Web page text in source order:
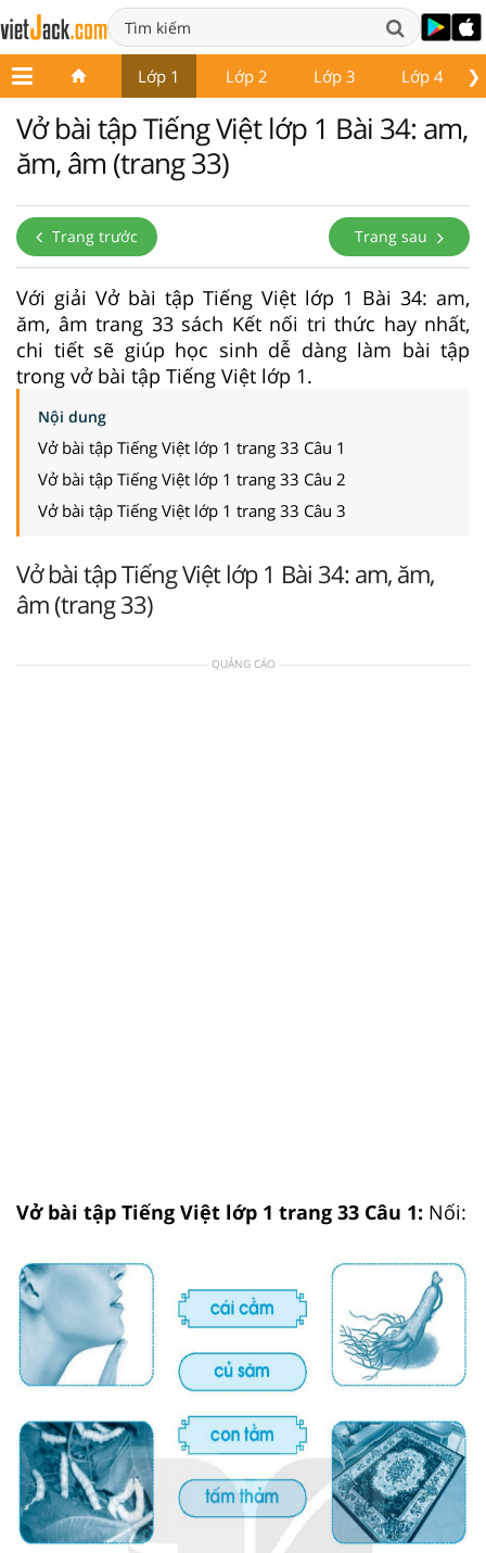
❯
Lớp 1 Lớp 2 Lớp 3 Lớp 4
Vở bài tập Tiếng Việt lớp 1 Bài 34: am,
ăm, âm (trang 33)
Trang trước Trang sau
Với giải Vở bài tập Tiếng Việt lớp 1 Bài 34: am,
ăm, âm trang 33 sách Kết nối tri thức hay nhất,
chi tiết sẽ giúp học sinh dễ dàng làm bài tập
trong vở bài tập Tiếng Việt lớp 1.
Nội dung
Vở bài tập Tiếng Việt lớp 1 trang 33 Câu 1
Vở bài tập Tiếng Việt lớp 1 trang 33 Câu 2
Vở bài tập Tiếng Việt lớp 1 trang 33 Câu 3
Vở bài tập Tiếng Việt lớp 1 Bài 34: am, ăm,
âm (trang 33)
QUẢNG CÁO
Vở bài tập Tiếng Việt lớp 1 trang 33 Câu 1: Nối: